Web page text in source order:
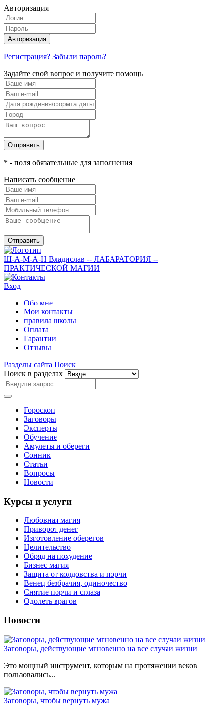
Авторизация
Авторизация
Регистрация? Забыли пароль?
Задайте свой вопрос и получите помощь
Отправить
* - поля обязательные для заполнения
Написать сообщение
Отправить
Ш-А-М-А-Н Владислав -- ЛАБАРАТОРИЯ --
ПРАКТИЧЕСКОЙ МАГИИ
Вход
Обо мне
Мои контакты
правила школы
Оплата
Гарантии
Отзывы
Разделы сайта Поиск
Поиск в разделах
Гороскоп
Заговоры
Эксперты
Обучение
Амулеты и обереги
Сонник
Статьи
Вопросы
Новости
Курсы и услуги
Любовная магия
Приворот денег
Изготовление оберегов
Целительство
Обряд на похудение
Бизнес магия
Защита от колдовства и порчи
Венец безбрачия, одиночество
Снятие порчи и сглаза
Одолеть врагов
Новости
Заговоры, действующие мгновенно на все случаи жизни
Это мощный инструмент, которым на протяжении веков
пользовались...
Заговоры, чтобы вернуть мужа